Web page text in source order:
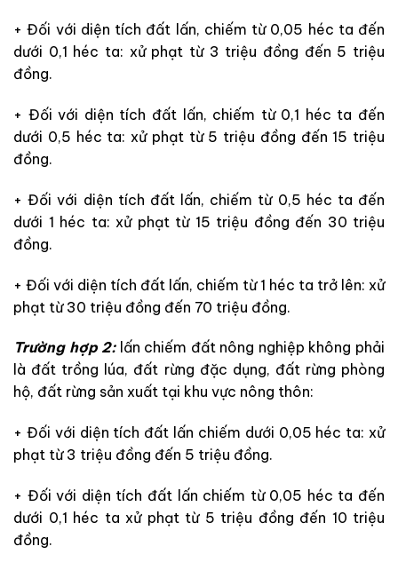
+ Đối với diện tích đất lấn, chiếm từ 0,05 héc ta đến
dưới 0,1 héc ta: xử phạt từ 3 triệu đồng đến 5 triệu
đồng.
+ Đối với diện tích đất lấn, chiếm từ 0,1 héc ta đến
dưới 0,5 héc ta: xử phạt từ 5 triệu đồng đến 15 triệu
đồng.
+Đối với diện tích đất lấn, chiếm từ 0,5 héc ta đến
dưới 1 héc ta: xử phạt từ 15 triệu đồng đến 30 triệu
đồng.
+ Đối với diện tích đất lấn, chiếm từ 1 héc ta trở lên: xử
phạt từ 30 triệu đồng đến 70 triệu đồng.
Trường hợp 2: lấn chiếm đất nông nghiệp không phải
là đất trồng lúa, đất rừng đặc dụng, đất rừng phòng
hộ, đất rừng sản xuất tại khu vực nông thôn:
+ Đối với diện tích đất lấn chiếm dưới 0,05 héc ta: xử
phạt từ 3 triệu đồng đến 5 triệu đồng.
+ Đối với diện tích đất lấn chiếm từ 0,05 héc ta đến
dưới 0,1 héc ta xử phạt từ 5 triệu đồng đến 10 triệu
đồng.